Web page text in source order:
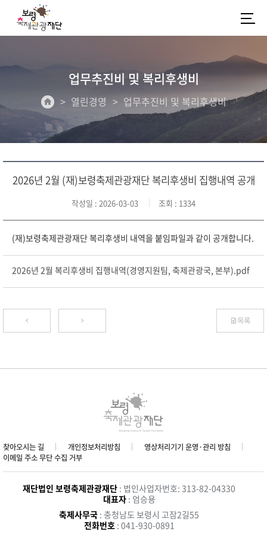
업무추진비 및 복리후생비
열린경영 업무추진비 및 복리후생비
2026년 2월 (재)보령축제관광재단 복리후생비 집행내역 공개
작성일 : 2026-03-03 조회 : 1334
(재)보령축제관광재단 복리후생비 내역을 붙임파일과 같이 공개합니다.
2026년 2월 복리후생비 집행내역(경영지원팀, 축제관광국, 본부).pdf
목록
찾아오시는 길 개인정보처리방침
영상처리기기 운영·관리 방침
이메일 주소 무단 수집 거부
재단법인 보령축제관광재단 : 법인사업자번호: 313-82-04330
대표자: 엄승용
축제사무국 : 충청남도 보령시 고잠2길55
전화번호 : 041-930-0891